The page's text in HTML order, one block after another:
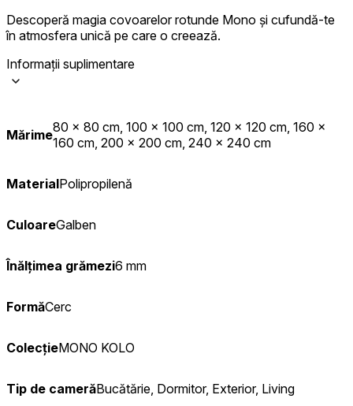
Descoperă magia covoarelor rotunde Mono și cufundă-te
în atmosfera unică pe care o creează.
Informații suplimentare
Mărime80 x 80 cm, 100 x 100 cm, 120 x 120 cm, 160 x
160 cm, 200 x 200 cm, 240 x 240 cm
MaterialPolipropilenă
CuloareGalben
Înălțimea grămezi6 mm
FormăCerc
ColecțieMONO KOLO
Tip de camerăBucătărie, Dormitor, Exterior, Living